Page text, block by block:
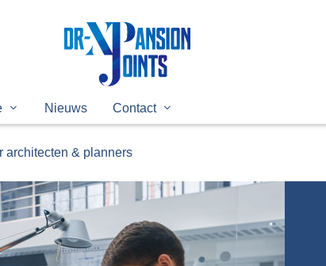
Nieuws Contact
architecten & planners